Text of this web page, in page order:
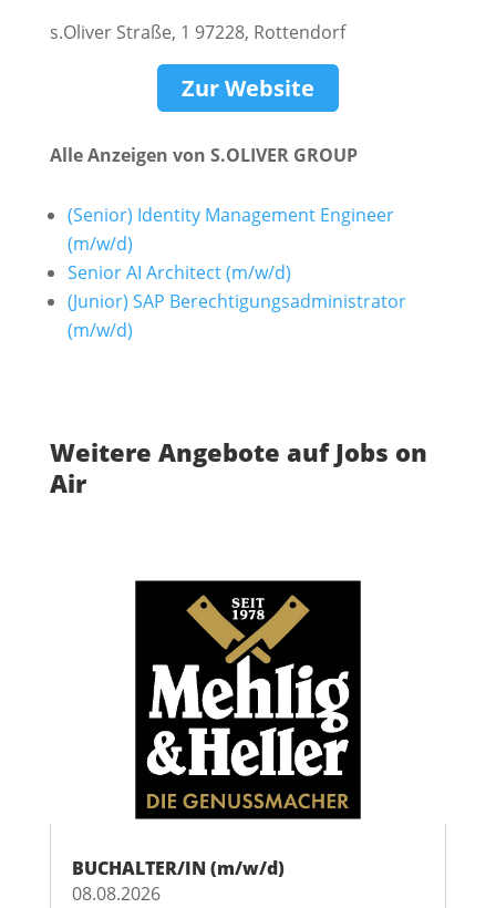
s.Oliver Straße, 1 97228, Rottendorf
Zur Website
Alle Anzeigen von S.OLIVER GROUP
(Senior) Identity Management Engineer
(m/w/d)
Senior AI Architect (m/w/d)
(Junior) SAP Berechtigungsadministrator
(m/w/d)
Weitere Angebote auf Jobs on
Air
BUCHALTER/IN (m/w/d)
08.08.2026